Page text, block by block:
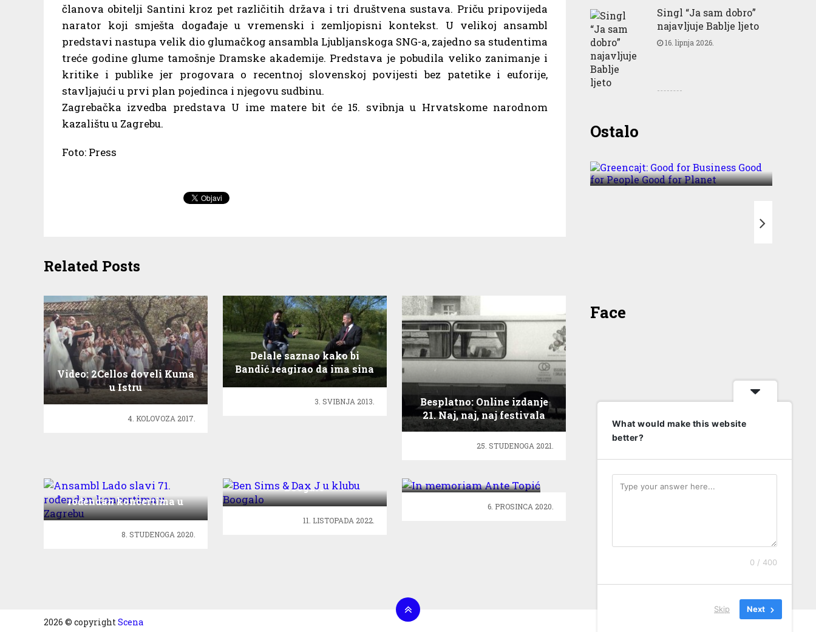
članova obitelji Santini kroz pet različitih država i tri društvena sustava. Priču pripovijeda
narator koji smješta događaje u vremenski i zemljopisni kontekst. U velikoj ansambl
predstavi nastupa velik dio glumačkog ansambla Ljubljanskoga SNG-a, zajedno sa studentima
treće godine glume tamošnje Dramske akademije. Predstava je pobudila veliko zanimanje i
kritike i publike jer progovara o recentnoj slovenskoj povijesti bez patetike i euforije,
stavljajući u prvi plan pojedinca i njegovu sudbinu.
Zagrebačka izvedba predstava U ime matere bit će 15. svibnja u Hrvatskome narodnom
kazalištu u Zagrebu.
Foto: Press
Related Posts
Video: 2Cellos doveli Kuma
u Istru
4. KOLOVOZA 2017.
Delale saznao kako bi
Bandić reagirao da ima sina
homoseksualne
orijentacije!3. SVIBNJA 2013.
Besplatno: Online izdanje
21. Naj, naj, naj festivala
25. STUDENOGA 2021.
Ansambl Lado slavi 71.
rođendan koncertima u
Zagrebu
8. STUDENOGA 2020.
Boogalo
11. LISTOPADA 2022.
6. PROSINCA 2020.
Singl “Ja sam dobro”
najavljuje Bablje ljeto
16. lipnja 2026.
OstaloGreencajt: Good for
Business Good for People
Face
2026 © copyrightScena
What would make this website
better?
0 / 400
Skip Next